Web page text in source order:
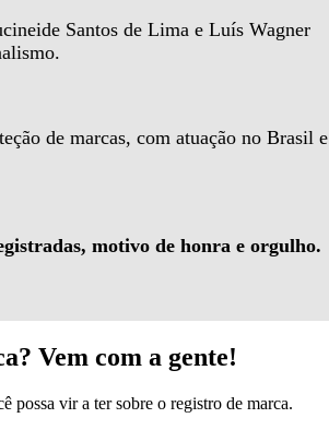
Santos de Lima e Luís Wagner
de marcas, com atuação no Brasil e
motivo de honra e orgulho.
Vem com a gente!
possa vir a ter sobre o registro de marca.